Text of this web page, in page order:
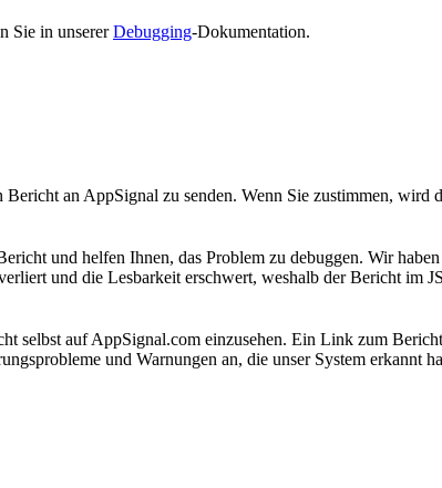
Sie in unsererDebugging-Dokumentation.
an AppSignal zu senden. Wenn Sie zustimmen, wird
und helfen Ihnen, das Problem zu debuggen. Wir haben
und die Lesbarkeit erschwert, weshalb der Bericht im
selbst auf AppSignal.com einzusehen. Ein Link zum
und Warnungen an, die unser System erkannt